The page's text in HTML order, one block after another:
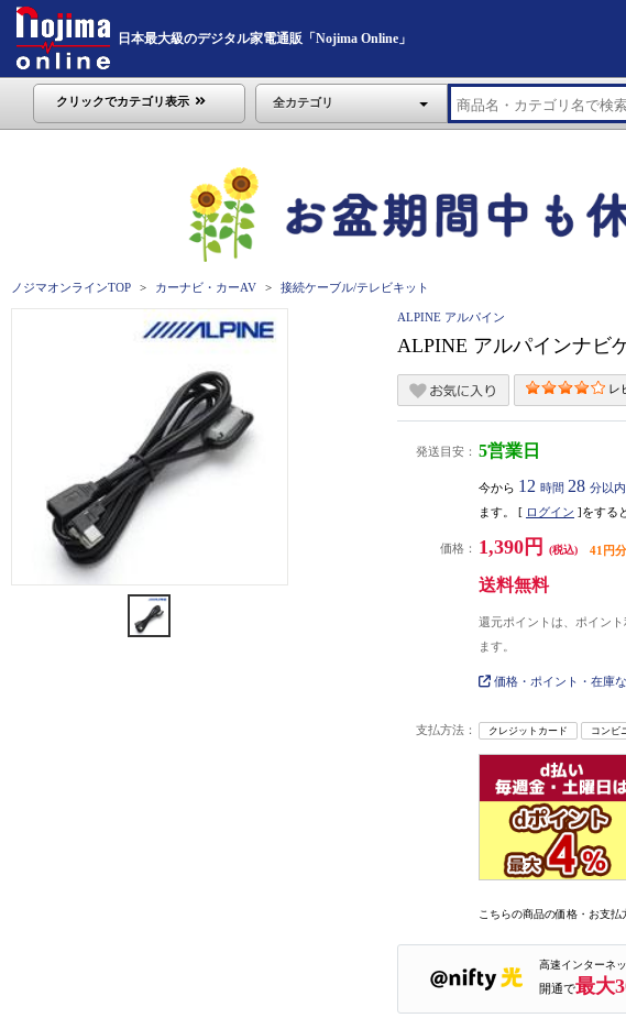
日本最大級のデジタル家電通販「Nojima Online」
クリックでカテゴリ表示 全カテゴリ
ノジマオンラインTOP カーナビ・カーAV 接続ケーブル/テレビキット
ALPINE アルパイン
ALPINE アルパインナビ
レ
発送目安： 5営業日
今から 12 時間 28 分以内
ます。 [ ログイン ]をする
価格： 1,390円 (税込) 41円
送料無料
還元ポイントは、ポイン
ます。
価格・ポイント・在庫
支払方法： クレジットカード コンビ
こちらの商品の価格・お支
高速インターネ
開通で最大